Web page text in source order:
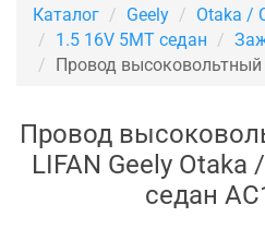
Каталог Geely
Otaka /
1.5 16V 5MT седан
Провод высоковольтный
Провод
LIFAN Geely Otaka
седан